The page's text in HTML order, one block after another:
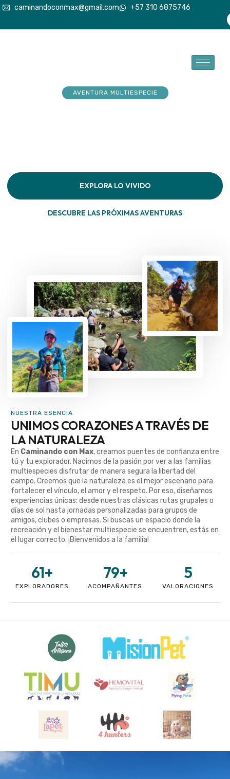
caminandoconmax@gmail.com +57 310 6875746
AVENTURA MULTIESPECIE
EXPLORA LO VIVIDO
DESCUBRE LAS PRÓXIMAS AVENTURAS
NUESTRA ESENCIA
UNIMOS CORAZONES A TRAVÉS DE
LA NATURALEZA
En Caminando con Max, creamos puentes de confianza entre
tú y tu explorador. Nacimos de la pasión por ver a las familias
multiespecies disfrutar de manera segura la libertad del
campo. Creemos que la naturaleza es el mejor escenario para
fortalecer el vínculo, el amor y el respeto. Por eso, diseñamos
experiencias únicas: desde nuestras clásicas rutas grupales o
días de sol hasta jornadas personalizadas para grupos de
amigos, clubes o empresas. Si buscas un espacio donde la
recreación y el bienestar multiespecie se encuentren, estás en
el lugar correcto. ¡Bienvenidos a la familia!
EXPLORADORES
61+
ACOMPAÑANTES
79+
VALORACIONES
5